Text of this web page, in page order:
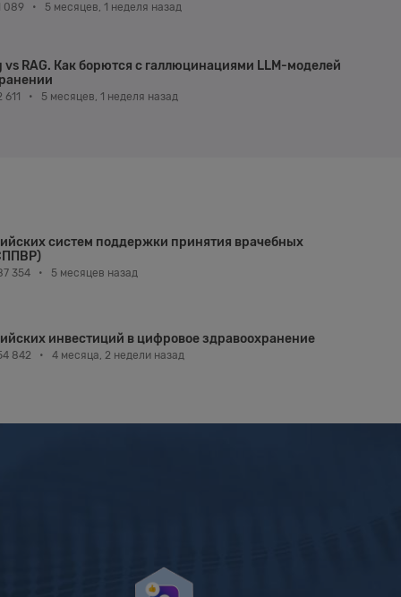
089 • 5 месяцев, 1 неделя назад
vs RAG. Как борются с галлюцинациями LLM-моделей
• 5 месяцев, 1 неделя назад
систем поддержки принятия врачебных
354 • 5 месяцев назад
инвестиций в цифровое здравоохранение
842 • 4 месяца, 2 недели назад